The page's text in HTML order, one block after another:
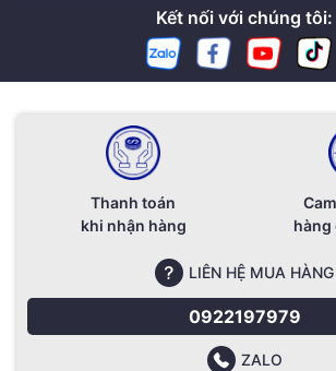
Kết nối với chúng tôi:
Thanh toán
khi nhận hàng
hàng
LIÊN HỆ MUA HÀNG
0922197979
ZALO